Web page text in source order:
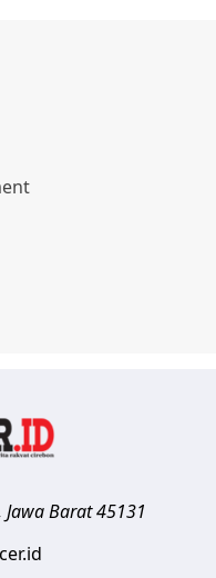
Jawa Barat 45131